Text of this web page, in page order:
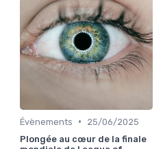
Évènements •
25/06/2025
Plongée au cœur de la finale